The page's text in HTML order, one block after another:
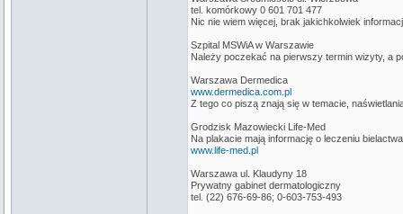
tel. komórkowy 0 601 701 477
Nic nie wiem więcej, brak jakichkolwiek
Szpital MSWiA w Warszawie
Należy poczekać na pierwszy termin wizyty, a
Warszawa Dermedica
www.dermedica.com.pl
Z tego co piszą znają się w temacie,
Grodzisk Mazowiecki Life-Med
Na plakacie mają informację o leczeniu
www.life-med.pl
Warszawa ul. Klaudyny 18
Prywatny gabinet dermatologiczny
tel. (22) 676-69-86; 0-603-753-493